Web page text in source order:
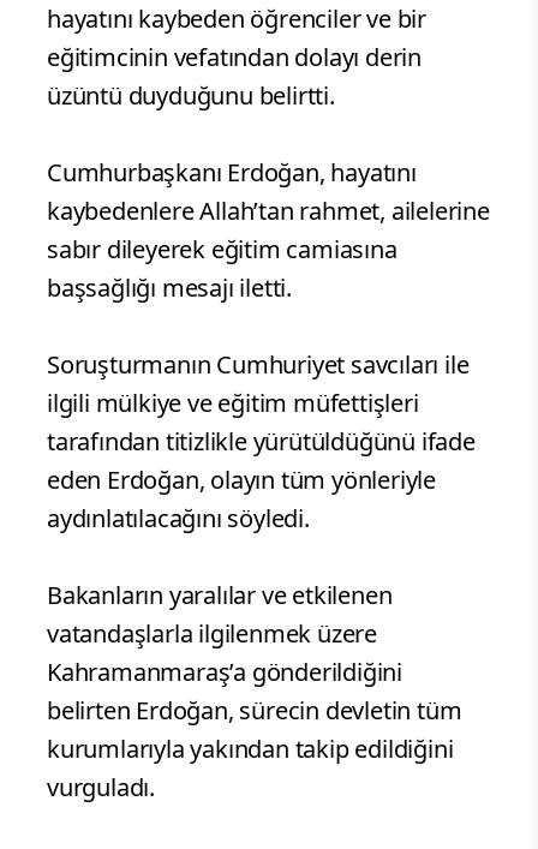
hayatını kaybeden öğrenciler ve bir
eğitimcinin vefatından dolayı derin
üzüntü duyduğunu belirtti.
Cumhurbaşkanı Erdoğan, hayatını
kaybedenlere Allah’tan rahmet, ailelerine
sabır dileyerek eğitim camiasına
başsağlığı mesajı iletti.
Soruşturmanın Cumhuriyet savcıları ile
ilgili mülkiye ve eğitim müfettişleri
tarafından titizlikle yürütüldüğünü ifade
eden Erdoğan, olayın tüm yönleriyle
aydınlatılacağını söyledi.
Bakanların yaralılar ve etkilenen
vatandaşlarla ilgilenmek üzere
Kahramanmaraş’a gönderildiğini
belirten Erdoğan, sürecin devletin tüm
kurumlarıyla yakından takip edildiğini
vurguladı.